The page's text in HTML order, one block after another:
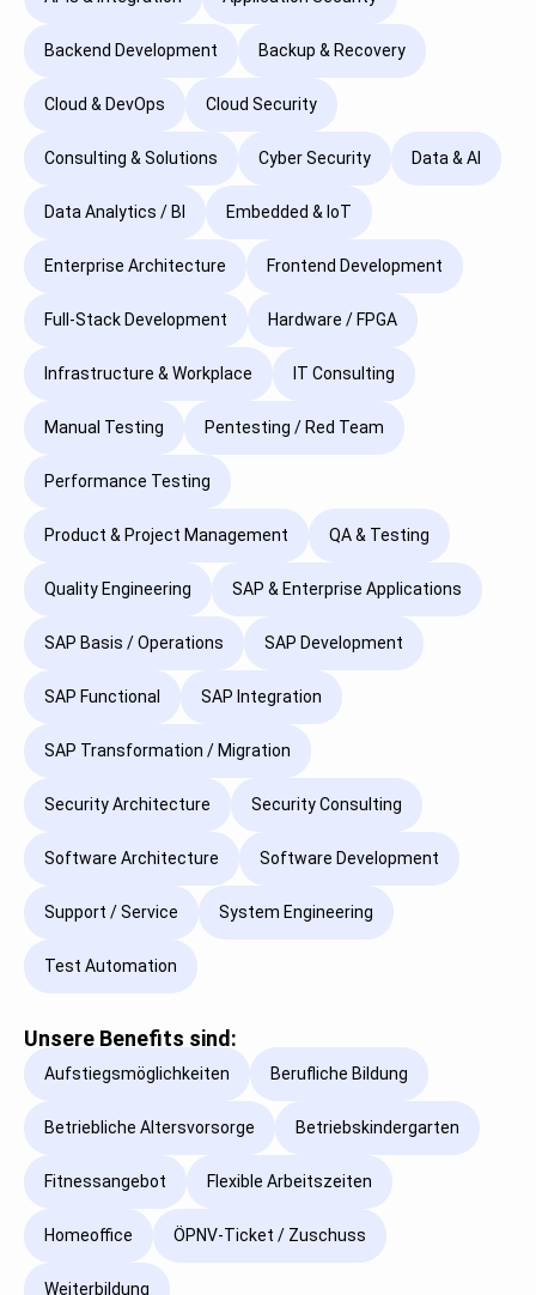
Backend Development Backup & Recovery
Cloud & DevOps Cloud Security
Consulting & Solutions Cyber Security Data & AI
Data Analytics / BI Embedded & IoT
Enterprise Architecture Frontend Development
Full-Stack Development Hardware / FPGA
Infrastructure & Workplace IT Consulting
Manual Testing Pentesting / Red Team
Performance Testing
Product & Project Management QA & Testing
Quality Engineering SAP & Enterprise Applications
SAP Basis / Operations SAP Development
SAP Functional SAP Integration
SAP Transformation / Migration
Security Architecture Security Consulting
Software Architecture Software Development
Support / Service System Engineering
Test Automation
Unsere Benefits sind:
Aufstiegsmöglichkeiten Berufliche Bildung
Betriebliche Altersvorsorge Betriebskindergarten
Fitnessangebot Flexible Arbeitszeiten
Homeoffice ÖPNV-Ticket / Zuschuss
Weiterbildung